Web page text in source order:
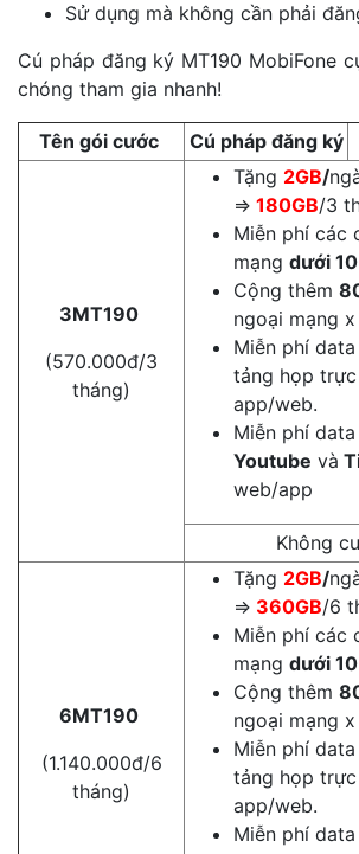
Sử dụng mà không cần phải
Cú pháp đăng ký MT190 MobiFone
chóng tham gia nhanh!
Tên gói cước Cú pháp đăng ký
3MT190
(570.000đ/3
tháng)
Tặng 2GB/
⇒ 180GB/3
Miễn phí các
mạng dưới
Cộng thêm
ngoại mạng x
Miễn phí
tảng họp trực
app/web.
Miễn phí
Youtube và
web/app
Không
6MT190
(1.140.000đ/6
tháng)
Tặng 2GB/
⇒ 360GB/6
Miễn phí các
mạng dưới
Cộng thêm
ngoại mạng x
Miễn phí
tảng họp trực
app/web.
Miễn phí